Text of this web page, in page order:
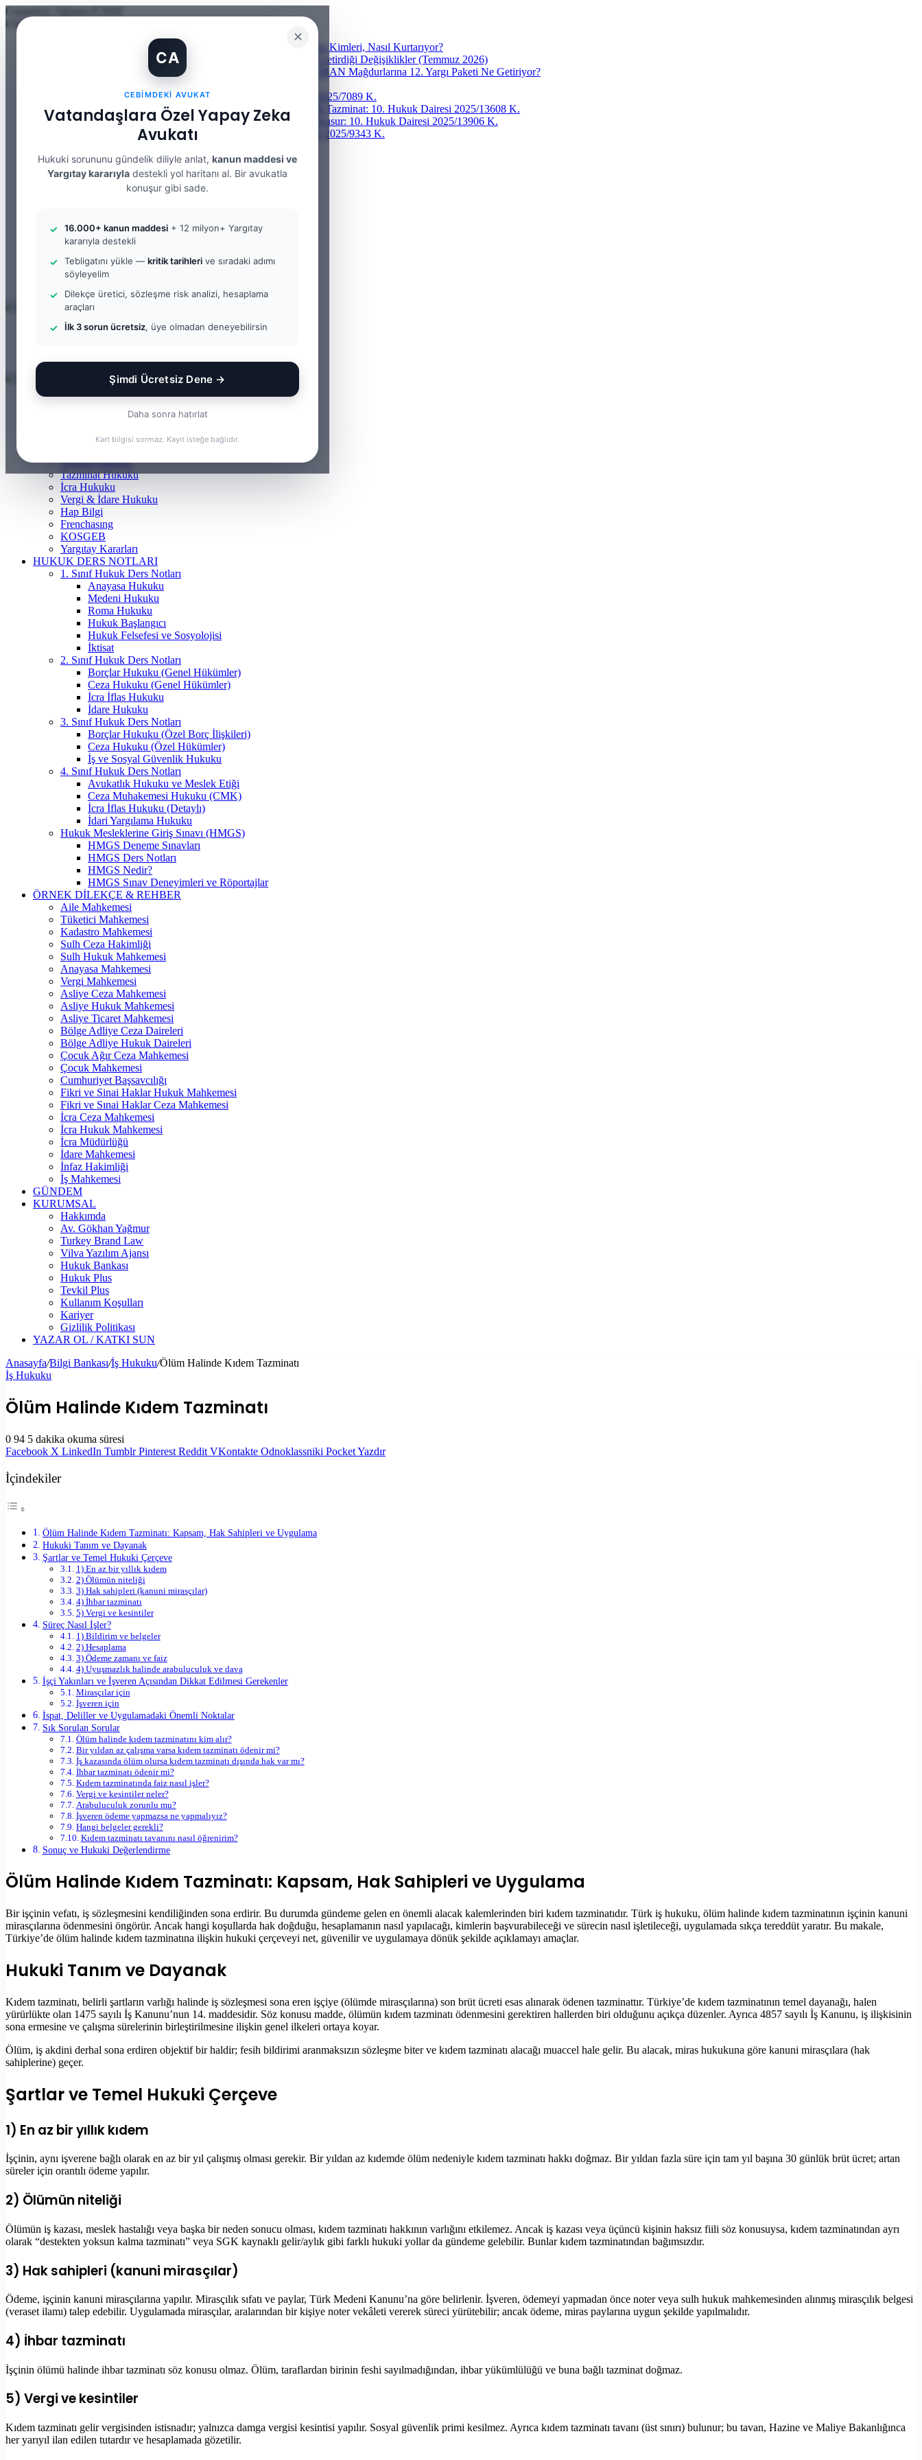
✕
CA
CEBIMDEKI AVUKAT
Vatandaşlara Özel Yapay Zeka
Avukatı
Hukuki sorununu gündelik diliyle anlat, kanun maddesi ve
Yargıtay kararıyla destekli yol haritanı al. Bir avukatla
konuşur gibi sade.
16.000+ kanun maddesi + 12 milyon+ Yargıtay
kararıyla destekli
Tebligatını yükle — kritik tarihleri ve sıradaki adımı
söyleyelim
Dilekçe üretici, sözleşme risk analizi, hesaplama
araçları
İlk 3 sorun ücretsiz, üye olmadan deneyebilirsin
Şimdi Ücretsiz Dene →
Daha sonra hatırlat
Kart bilgisi sormaz. Kayıt isteğe bağlıdır.
Cumartesi, Ağustos 8 2026
Güncel Makale
İBAN Kiralama Cezasında Yeni Dönem: TCK 158’e Eklenen Fıkra Kimleri, Nasıl Kurtarıyor?
12. Yargı Paketi Kabul Edildi: Avukat Gözüyle Tüm Maddeler ve Getirdiği Değişiklikler (Temmuz 2026)
Banka Hesabımı Dolandırıcılara Kullandırdım, Başıma Ne Gelir? IBAN Mağdurlarına 12. Yargı Paketi Ne Getiriyor?
Yargıtay Kararı İncelemesi ve Tanık Beyanları: 9. Hukuk Dairesi 2025/7089 K.
Kusur Belirlemesinin Maddi ve Manevi Tazminata Etkisi ve Maddi Tazminat: 10. Hukuk Dairesi 2025/13608 K.
Kusur Belirlemesinin Maddi ve Manevi Tazminata Etkisi ve Ağır Kusur: 10. Hukuk Dairesi 2025/13906 K.
Kira Sözleşmesinin Feshi ve Bilirkişi İncelemesi: 9. Hukuk Dairesi 2025/9343 K.
Yargıtay Kararı İncelemesi: 2. Ceza Dairesi 2026/4266 K.
Facebook
WhatsApp
Kayıt Ol
Rastgele Makale
Kenar Bölmesi
Menü
ANASAYFA
Ceza Hukuku
Medeni Hukuku
Tazminat Hukuku
İcra Hukuku
Vergi & İdare Hukuku
Hap Bilgi
Frenchasıng
KOSGEB
Yargıtay Kararları
HUKUK DERS NOTLARI
1. Sınıf Hukuk Ders Notları
Anayasa Hukuku
Medeni Hukuku
Roma Hukuku
Hukuk Başlangıcı
Hukuk Felsefesi ve Sosyolojisi
İktisat
2. Sınıf Hukuk Ders Notları
Borçlar Hukuku (Genel Hükümler)
Ceza Hukuku (Genel Hükümler)
İcra İflas Hukuku
İdare Hukuku
3. Sınıf Hukuk Ders Notları
Borçlar Hukuku (Özel Borç İlişkileri)
Ceza Hukuku (Özel Hükümler)
İş ve Sosyal Güvenlik Hukuku
4. Sınıf Hukuk Ders Notları
Avukatlık Hukuku ve Meslek Etiği
Ceza Muhakemesi Hukuku (CMK)
İcra İflas Hukuku (Detaylı)
İdari Yargılama Hukuku
Hukuk Mesleklerine Giriş Sınavı (HMGS)
HMGS Deneme Sınavları
HMGS Ders Notları
HMGS Nedir?
HMGS Sınav Deneyimleri ve Röportajlar
ÖRNEK DILEKÇE & REHBER
Aile Mahkemesi
Tüketici Mahkemesi
Kadastro Mahkemesi
Sulh Ceza Hakimliği
Sulh Hukuk Mahkemesi
Anayasa Mahkemesi
Vergi Mahkemesi
Asliye Ceza Mahkemesi
Asliye Hukuk Mahkemesi
Asliye Ticaret Mahkemesi
Bölge Adliye Ceza Daireleri
Bölge Adliye Hukuk Daireleri
Çocuk Ağır Ceza Mahkemesi
Çocuk Mahkemesi
Cumhuriyet Başsavcılığı
Fikri ve Sinai Haklar Hukuk Mahkemesi
Fikri ve Sınai Haklar Ceza Mahkemesi
İcra Ceza Mahkemesi
İcra Hukuk Mahkemesi
İcra Müdürlüğü
İdare Mahkemesi
İnfaz Hakimliği
İş Mahkemesi
GÜNDEM
KURUMSAL
Hakkımda
Av. Gökhan Yağmur
Turkey Brand Law
Vilva Yazılım Ajansı
Hukuk Bankası
Hukuk Plus
Tevkil Plus
Kullanım Koşulları
Kariyer
Gizlilik Politikası
YAZAR OL / KATKI SUN
Anasayfa/Bilgi Bankası/İş Hukuku/Ölüm Halinde Kıdem Tazminatı
İş Hukuku
Ölüm Halinde Kıdem Tazminatı
0 94 5 dakika okuma süresi
Facebook X LinkedIn Tumblr Pinterest Reddit VKontakte Odnoklassniki PocketYazdır
İçindekiler
Ölüm Halinde Kıdem Tazminatı: Kapsam, Hak Sahipleri ve Uygulama
Hukuki Tanım ve Dayanak
Şartlar ve Temel Hukuki Çerçeve
1) En az bir yıllık kıdem
2) Ölümün niteliği
3) Hak sahipleri (kanuni mirasçılar)
4) İhbar tazminatı
5) Vergi ve kesintiler
Süreç Nasıl İşler?
1) Bildirim ve belgeler
2) Hesaplama
3) Ödeme zamanı ve faiz
4) Uyuşmazlık halinde arabuluculuk ve dava
İşçi Yakınları ve İşveren Açısından Dikkat Edilmesi Gerekenler
Mirasçılar için
İşveren için
İspat, Deliller ve Uygulamadaki Önemli Noktalar
Sık Sorulan Sorular
Ölüm halinde kıdem tazminatını kim alır?
Bir yıldan az çalışma varsa kıdem tazminatı ödenir mi?
İş kazasında ölüm olursa kıdem tazminatı dışında hak var mı?
İhbar tazminatı ödenir mi?
Kıdem tazminatında faiz nasıl işler?
Vergi ve kesintiler neler?
Arabuluculuk zorunlu mu?
İşveren ödeme yapmazsa ne yapmalıyız?
Hangi belgeler gerekli?
Kıdem tazminatı tavanını nasıl öğrenirim?
Sonuç ve Hukuki Değerlendirme
Ölüm Halinde Kıdem Tazminatı: Kapsam, Hak Sahipleri ve Uygulama
Bir işçinin vefatı, iş sözleşmesini kendiliğinden sona erdirir. Bu durumda gündeme gelen en önemli alacak kalemlerinden biri kıdem tazminatıdır. Türk iş hukuku, ölüm halinde kıdem tazminatının işçinin kanuni
mirasçılarına ödenmesini öngörür. Ancak hangi koşullarda hak doğduğu, hesaplamanın nasıl yapılacağı, kimlerin başvurabileceği ve sürecin nasıl işletileceği, uygulamada sıkça tereddüt yaratır. Bu makale,
Türkiye’de ölüm halinde kıdem tazminatına ilişkin hukuki çerçeveyi net, güvenilir ve uygulamaya dönük şekilde açıklamayı amaçlar.
Hukuki Tanım ve Dayanak
Kıdem tazminatı, belirli şartların varlığı halinde iş sözleşmesi sona eren işçiye (ölümde mirasçılarına) son brüt ücreti esas alınarak ödenen tazminattır. Türkiye’de kıdem tazminatının temel dayanağı, halen
yürürlükte olan 1475 sayılı İş Kanunu’nun 14. maddesidir. Söz konusu madde, ölümün kıdem tazminatı ödenmesini gerektiren hallerden biri olduğunu açıkça düzenler. Ayrıca 4857 sayılı İş Kanunu, iş ilişkisinin
sona ermesine ve çalışma sürelerinin birleştirilmesine ilişkin genel ilkeleri ortaya koyar.
Ölüm, iş akdini derhal sona erdiren objektif bir haldir; fesih bildirimi aranmaksızın sözleşme biter ve kıdem tazminatı alacağı muaccel hale gelir. Bu alacak, miras hukukuna göre kanuni mirasçılara (hak
sahiplerine) geçer.
Şartlar ve Temel Hukuki Çerçeve
1) En az bir yıllık kıdem
İşçinin, aynı işverene bağlı olarak en az bir yıl çalışmış olması gerekir. Bir yıldan az kıdemde ölüm nedeniyle kıdem tazminatı hakkı doğmaz. Bir yıldan fazla süre için tam yıl başına 30 günlük brüt ücret; artan
süreler için orantılı ödeme yapılır.
2) Ölümün niteliği
Ölümün iş kazası, meslek hastalığı veya başka bir neden sonucu olması, kıdem tazminatı hakkının varlığını etkilemez. Ancak iş kazası veya üçüncü kişinin haksız fiili söz konusuysa, kıdem tazminatından ayrı
olarak “destekten yoksun kalma tazminatı” veya SGK kaynaklı gelir/aylık gibi farklı hukuki yollar da gündeme gelebilir. Bunlar kıdem tazminatından bağımsızdır.
3) Hak sahipleri (kanuni mirasçılar)
Ödeme, işçinin kanuni mirasçılarına yapılır. Mirasçılık sıfatı ve paylar, Türk Medeni Kanunu’na göre belirlenir. İşveren, ödemeyi yapmadan önce noter veya sulh hukuk mahkemesinden alınmış mirasçılık belgesi
(veraset ilamı) talep edebilir. Uygulamada mirasçılar, aralarından bir kişiye noter vekâleti vererek süreci yürütebilir; ancak ödeme, miras paylarına uygun şekilde yapılmalıdır.
4) İhbar tazminatı
İşçinin ölümü halinde ihbar tazminatı söz konusu olmaz. Ölüm, taraflardan birinin feshi sayılmadığından, ihbar yükümlülüğü ve buna bağlı tazminat doğmaz.
5) Vergi ve kesintiler
Kıdem tazminatı gelir vergisinden istisnadır; yalnızca damga vergisi kesintisi yapılır. Sosyal güvenlik primi kesilmez. Ayrıca kıdem tazminatı tavanı (üst sınırı) bulunur; bu tavan, Hazine ve Maliye Bakanlığınca
her yarıyıl ilan edilen tutardır ve hesaplamada gözetilir.